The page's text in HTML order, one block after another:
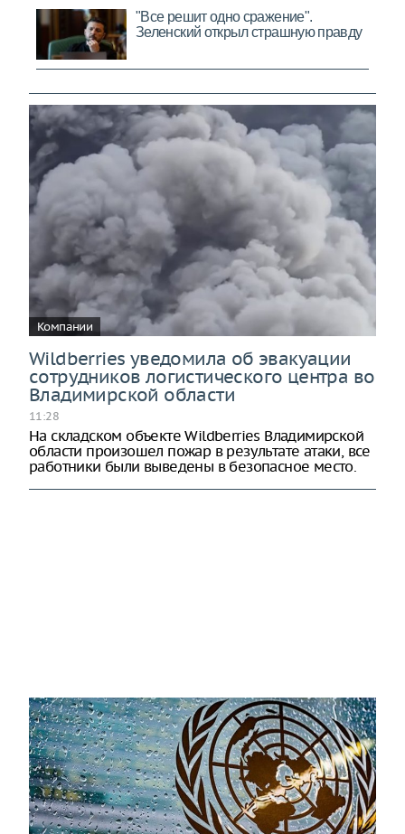
Компании
Wildberries уведомила об эвакуации
сотрудников логистического центра во
Владимирской области
11:28
На складском объекте Wildberries Владимирской
области произошел пожар в результате атаки, все
работники были выведены в безопасное место.